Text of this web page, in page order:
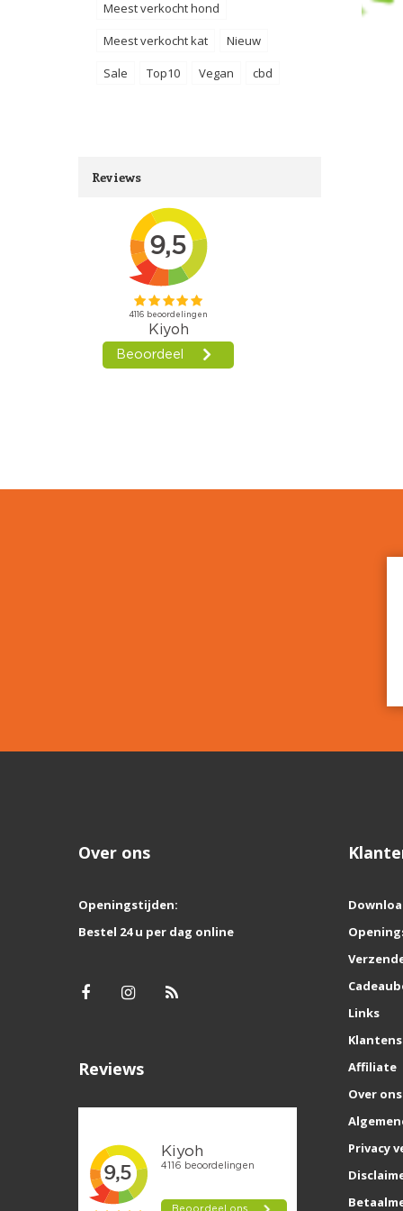
Meest verkocht hond
Meest verkocht kat
Nieuw
Sale
Top10 Vegan cbd
Reviews
Over ons
Openingstijden:
Bestel 24 u per dag online
Reviews
Links
Affiliate
Over ons
Privacy